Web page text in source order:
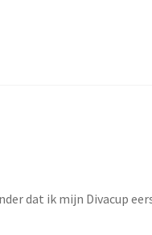
dat ik mijn Divacup